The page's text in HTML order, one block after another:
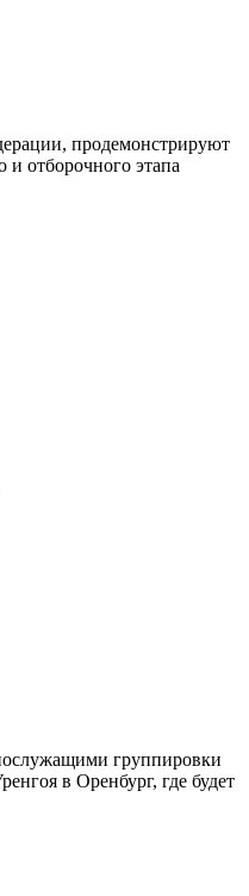
продемонстрируют
отборочного этапа
группировки
в Оренбург, где будет